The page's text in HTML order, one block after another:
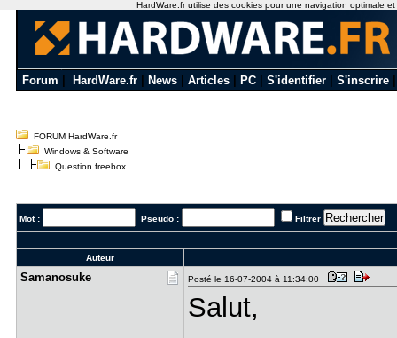
Forum HardWare.fr News Articles PC S'identifier S'inscrire
FORUM HardWare.fr
Windows & Software
Question freebox
Mot : Pseudo : Filtrer
Auteur
Samanosuke Posté le 16-07-2004 à 11:34:00
Salut,
HardWare.fr utilise des cookies pour une navigation optimale